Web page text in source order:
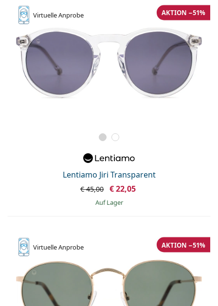
VirtuelleAnprobe
Lentiamo Jiri Transparent
AKTION −51%
€ 45,00 € 22,05
auf Lager
VirtuelleAnprobe AKTION −51%